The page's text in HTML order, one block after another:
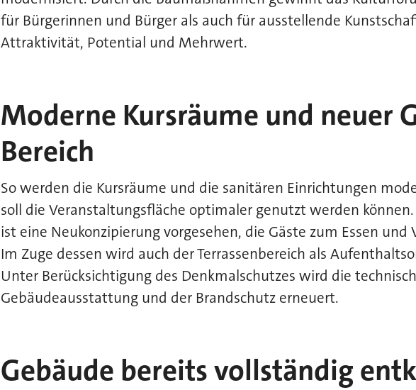
für Bürgerinnen und Bürger als auch für ausstellende
Attraktivität, Potential und Mehrwert.
Moderne Kursräume und neuer
Bereich
So werden die Kursräume und die sanitären Einrichtungen
soll die Veranstaltungsfläche optimaler genutzt werden
ist eine Neukonzipierung vorgesehen, die Gäste zum Essen
Im Zuge dessen wird auch der Terrassenbereich als
Unter Berücksichtigung des Denkmalschutzes wird die
Gebäudeausstattung und der Brandschutz erneuert.
Gebäude bereits vollständig